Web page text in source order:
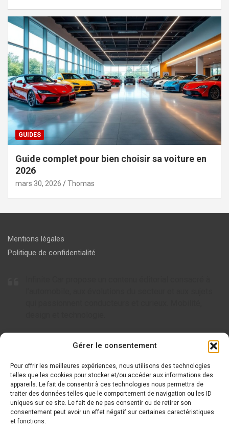
Gérer le consentement
Pour offrir les meilleures expériences, nous utilisons des technologies
telles que les cookies pour stocker et/ou accéder aux informations des
appareils. Le fait de consentir à ces technologies nous permettra de
traiter des données telles que le comportement de navigation ou les ID
uniques sur ce site. Le fait de ne pas consentir ou de retirer son
consentement peut avoir un effet négatif sur certaines caractéristiques
et fonctions.
GUIDES
Guide complet pour bien choisir sa voiture en
2026
mars 30, 2026 Thomas
Mentions légales
Politique de confidentialité
Articles à ne pas rater
Tout savoir sur AC Cars, l’icône britannique de l’automobile
Tout savoir sur Arcfox : le nouveau visage de la mobilité
électrique
Tout savoir sur Wuling et ses modèles innovants